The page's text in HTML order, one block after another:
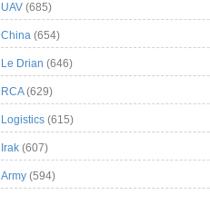
UAV (685)
China (654)
Le Drian (646)
RCA(629)
Logistics (615)
Irak (607)
Army (594)